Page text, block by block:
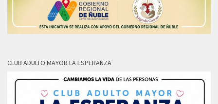
CLUB ADULTO MAYOR LA ESPERANZA